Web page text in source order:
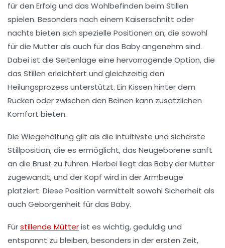
für den Erfolg und das Wohlbefinden beim Stillen
spielen. Besonders nach einem Kaiserschnitt oder
nachts bieten sich spezielle Positionen an, die sowohl
für die Mutter als auch für das Baby angenehm sind.
Dabei ist die Seitenlage eine hervorragende Option, die
das Stillen erleichtert und gleichzeitig den
Heilungsprozess unterstützt. Ein Kissen hinter dem
Rücken oder zwischen den Beinen kann zusätzlichen
Komfort bieten.
Die Wiegehaltung gilt als die intuitivste und sicherste
Stillposition, die es ermöglicht, das Neugeborene sanft
an die Brust zu führen. Hierbei liegt das Baby der Mutter
zugewandt, und der Kopf wird in der Armbeuge
platziert. Diese Position vermittelt sowohl Sicherheit als
auch Geborgenheit für das Baby.
Fürstillende Mütterist es wichtig, geduldig und
entspannt zu bleiben, besonders in der ersten Zeit,